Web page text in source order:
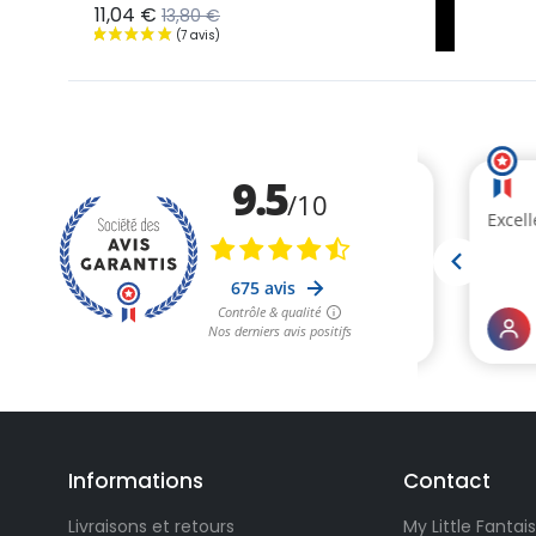
11,04 € 13,80 €
Informations
Livraisons et retours
Contact
My Little